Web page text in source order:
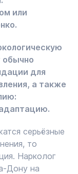
или
обычно
для
а также
серьёзные
то
Нарколог
Дону на